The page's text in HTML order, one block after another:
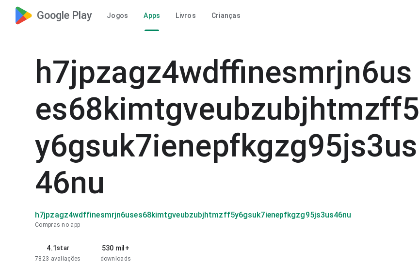
Google Play Jogos Apps Livros Crianças
h7jpzagz4wdffinesmrjn6us
es68kimtgveubzubjhtmzff5
y6gsuk7ienepfkgzg95js3us
46nu
h7jpzagz4wdffinesmrjn6uses68kimtgveubzubjhtmzff5y6gsuk7ienepfkgzg95js3us46nu
Compras no app
4.1star
7823 avaliações
530 mil+
downloads